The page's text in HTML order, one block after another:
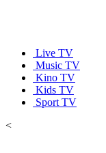
Live TV
Music TV
Kino TV
Kids TV
Sport TV
<